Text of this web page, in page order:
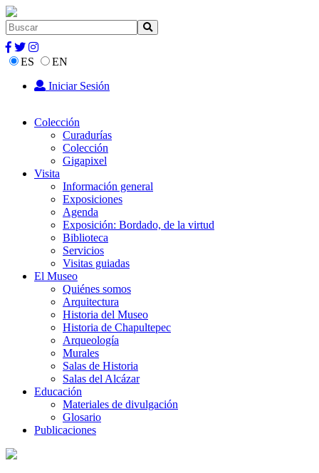
ES
EN
Iniciar Sesión
Colección
Curadurías
Colección
Gigapixel
Visita
Información general
Exposiciones
Agenda
Exposición: Bordado, de la virtud
Biblioteca
Servicios
Visitas guiadas
El Museo
Quiénes somos
Arquitectura
Historia del Museo
Historia de Chapultepec
Arqueología
Murales
Salas de Historia
Salas del Alcázar
Educación
Materiales de divulgación
Glosario
Publicaciones